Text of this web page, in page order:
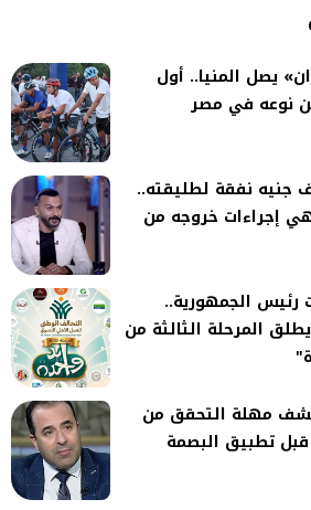
يصل المنيا.. أول
نوعه في مصر
486 ألف جنيه نفقة لطليقته..
إجراءات خروجه من
رئيس الجمهورية..
المرحلة الثالثة من
مهلة التحقق من
تطبيق البصمة